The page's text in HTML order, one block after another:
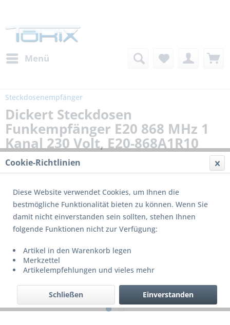
Menü
Steckdosenempfänger
Dickert Steckdosen
Funkempfänger E20 868 MHz 1
Kanal 230 Volt, E20-868A1R10
Cookie-Richtlinien
Diese Website verwendet Cookies, um Ihnen die
bestmögliche Funktionalität bieten zu können. Wenn Sie
damit nicht einverstanden sein sollten, stehen Ihnen
folgende Funktionen nicht zur Verfügung:
Artikel in den Warenkorb legen
Merkzettel
Artikelempfehlungen und vieles mehr
Einverstanden
Schließen